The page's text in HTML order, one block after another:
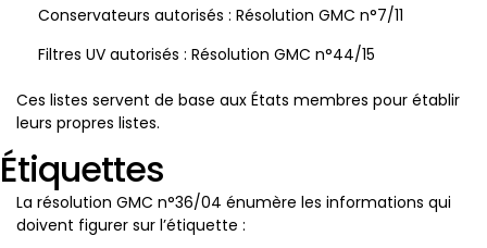
Conservateurs autorisés : Résolution GMC n°7/11
Filtres UV autorisés : Résolution GMC n°44/15
Ces listes servent de base aux États membres pour établir
leurs propres listes.
Étiquettes
La résolution GMC n°36/04 énumère les informations qui
doivent figurer sur l’étiquette :